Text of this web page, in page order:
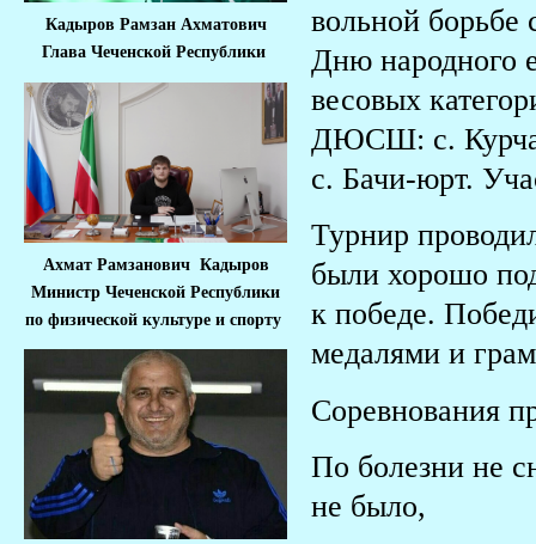
Кадыров Рамзан Ахматович
Глава Чеченской Республики
Ахмат Рамзанович Кадыров
Министр Чеченской Республики
по физической культуре и спорту
вольной
Дню народного
весовых
ДЮСШ: с.
с. Бачи-юрт.
Турнир
были хорошо
к победе.
медалями и
Соревнования
По болезни не
не было,